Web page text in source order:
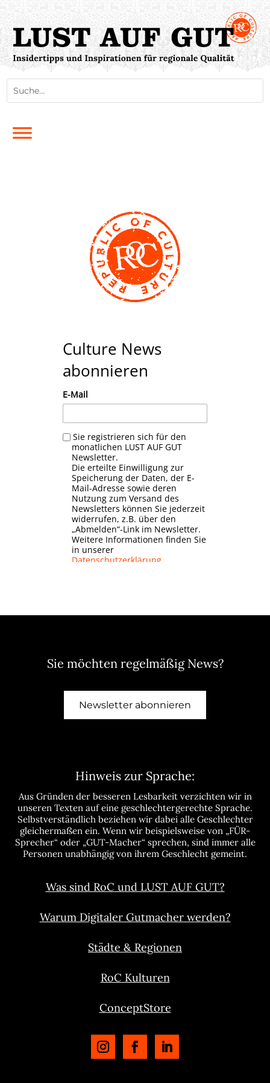
Sie möchten regelmäßig News?
Newsletter abonnieren
Hinweis zur Sprache:
Aus Gründen der besseren Lesbarkeit verzichten wir in
unseren Texten auf eine geschlechtergerechte Sprache.
Selbstverständlich beziehen wir dabei alle Geschlechter
gleichermaßen ein. Wenn wir beispielsweise von „FÜR-
Sprecher“ oder „GUT-Macher“ sprechen, sind immer alle
Personen unabhängig von ihrem Geschlecht gemeint.
Was sind RoC und LUST AUF GUT?
Warum Digitaler Gutmacher werden?
Städte & Regionen
RoC Kulturen
ConceptStore